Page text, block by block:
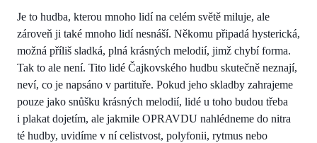
Je to hudba, kterou mnoho lidí na celém světě miluje, ale
zároveň ji také mnoho lidí nesnáší. Někomu připadá hysterická,
možná příliš sladká, plná krásných melodií, jimž chybí forma.
Tak to ale není. Tito lidé Čajkovského hudbu skutečně neznají,
neví, co je napsáno v partituře. Pokud jeho skladby zahrajeme
pouze jako snůšku krásných melodií, lidé u toho budou třeba
i plakat dojetím, ale jakmile OPRAVDU nahlédneme do nitra
té hudby, uvidíme v ní celistvost, polyfonii, rytmus nebo